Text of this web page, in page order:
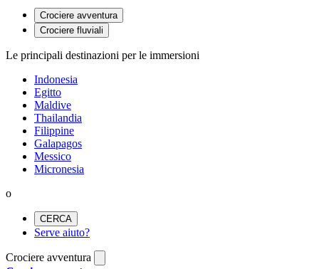
Crociere avventura
Crociere fluviali
Le principali destinazioni per le immersioni
Indonesia
Egitto
Maldive
Thailandia
Filippine
Galapagos
Messico
Micronesia
o
CERCA
Serve aiuto?
Crociere avventura